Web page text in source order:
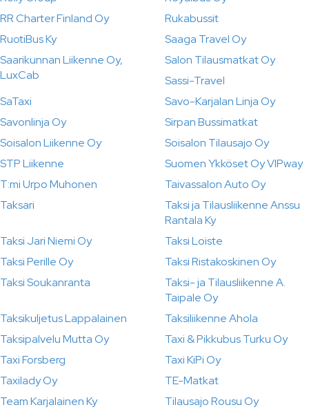
RR Charter Finland Oy
Rukabussit
RuotiBus Ky
Saaga Travel Oy
Saarikunnan Liikenne Oy,
LuxCab
Salon Tilausmatkat Oy
Sassi-Travel
SaTaxi
Savo-Karjalan Linja Oy
Savonlinja Oy
Sirpan Bussimatkat
Soisalon Liikenne Oy
Soisalon Tilausajo Oy
STP Liikenne
Suomen Ykköset Oy VIPway
T:mi Urpo Muhonen
Taivassalon Auto Oy
Taksari
Taksi ja Tilausliikenne Anssu
Rantala Ky
Taksi Jari Niemi Oy
Taksi Loiste
Taksi Perille Oy
Taksi Ristakoskinen Oy
Taksi Soukanranta
Taksi- ja Tilausliikenne A.
Taipale Oy
Taksikuljetus Lappalainen
Taksiliikenne Ahola
Taksipalvelu Mutta Oy
Taxi & Pikkubus Turku Oy
Taxi Forsberg
Taxi KiPi Oy
Taxilady Oy
TE-Matkat
Team Karjalainen Ky
Tilausajo Rousu Oy